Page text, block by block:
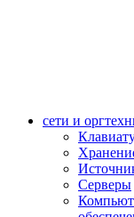
сети и
Серверы